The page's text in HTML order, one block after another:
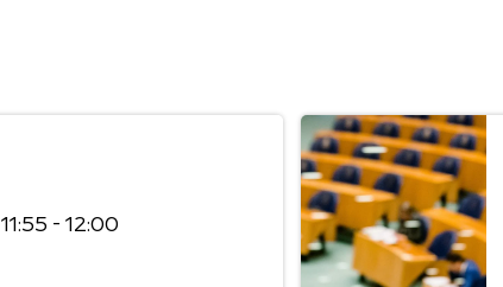
11:55 - 12:00